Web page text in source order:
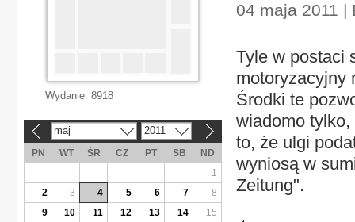
04 maja 2011 |
Tyle w postaci
motoryzacyjny
Środki te
wiadomo
to, że ulgi
wyniosą w
Zeitung".
Wydanie: 8918
maj 2011
PN WT ŚR CZ PT SB
ND
1
2
3 4 5 6 7
8
9
10 11 12 13 14
15